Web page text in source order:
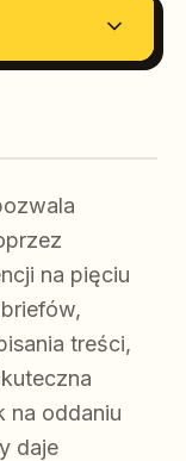
na pięciu
treści,
na oddaniu
daje